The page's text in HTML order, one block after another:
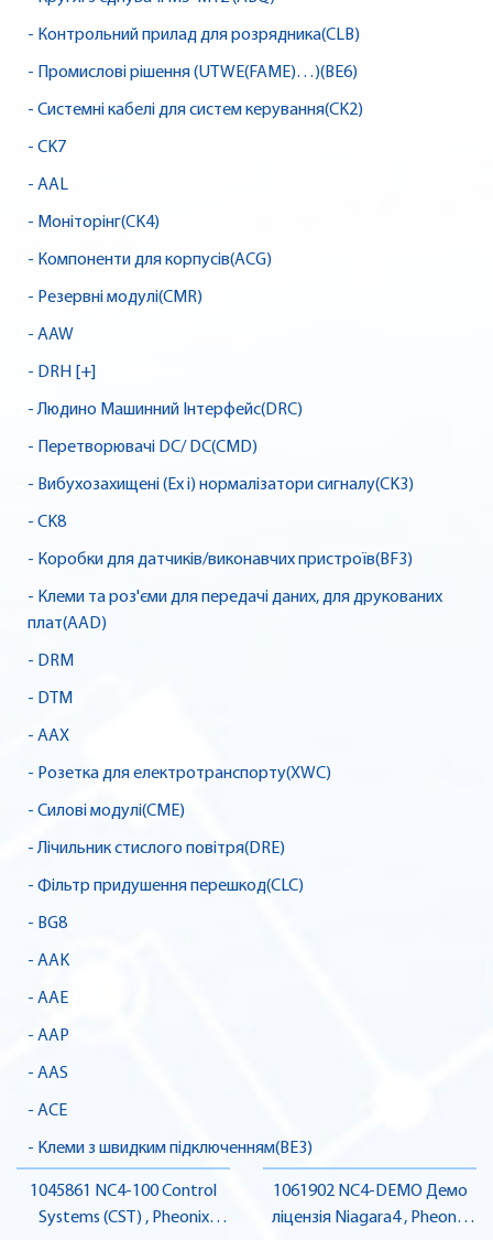
- Контрольний прилад для розрядника(CLB)
- Промислові рішення (UTWE(FAME)…)(BE6)
- Системні кабелі для систем керування(CK2)
- CK7
- AAL
- Моніторінг(CK4)
- Компоненти для корпусів(ACG)
- Резервні модулі(CMR)
- AAW
- DRH [+]
- Людино Машинний Інтерфейс(DRC)
- Перетворювачі DC/ DC(CMD)
- Вибухозахищені (Ex i) нормалізатори сигналу(CK3)
- CK8
- Коробки для датчиків/виконавчих пристроїв(BF3)
- Клеми та роз'єми для передачі даних, для друкованих
плат(AAD)
- DRM
- DTM
- AAX
- Розетка для електротранспорту(XWC)
- Силові модулі(CME)
- Лічильник стислого повітря(DRE)
- Фільтр придушення перешкод(CLC)
- BG8
- AAK
- AAE
- AAP
- AAS
- ACE
- Клеми з швидким підключенням(BE3)
1045861 NC4-100 Control
Systems (CST) , Pheonix
1061902 NC4-DEMO Демо
ліцензія Niagara4 , Pheonix